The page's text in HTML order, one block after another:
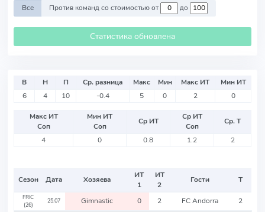
Все Против команд со стоимостью от до
Статистика обновлена
В Н П Ср. разница Макс Мин Макс ИТ
Мин ИТ
6
4 10 -0.4 5 0 2 0
Макс ИТ
Соп
Мин ИТ
Соп
Ср ИТ
Ср ИТ
Соп
Ср. Т
4
0 0.8 1.2 2
Сезон Дата Хозяева
ИТ
1
ИТ
2
Гости Т
FRIC
(26)
25.07 Gimnastic 0 2 FC Andorra
2